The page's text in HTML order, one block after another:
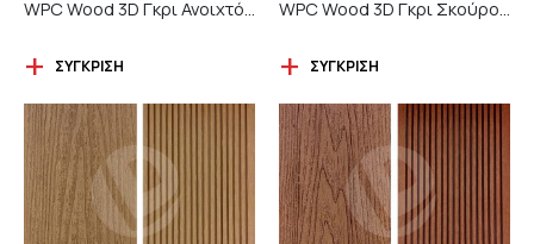
ΣΎΓΚΡΙΣΗ ΣΎΓΚΡΙΣΗ